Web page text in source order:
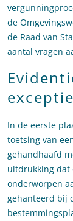
de
de Raad van
aantal vragen
In de eerste
toetsing van
gehandhaafd
uitdrukking dat
onderworpen
gehanteerd bij